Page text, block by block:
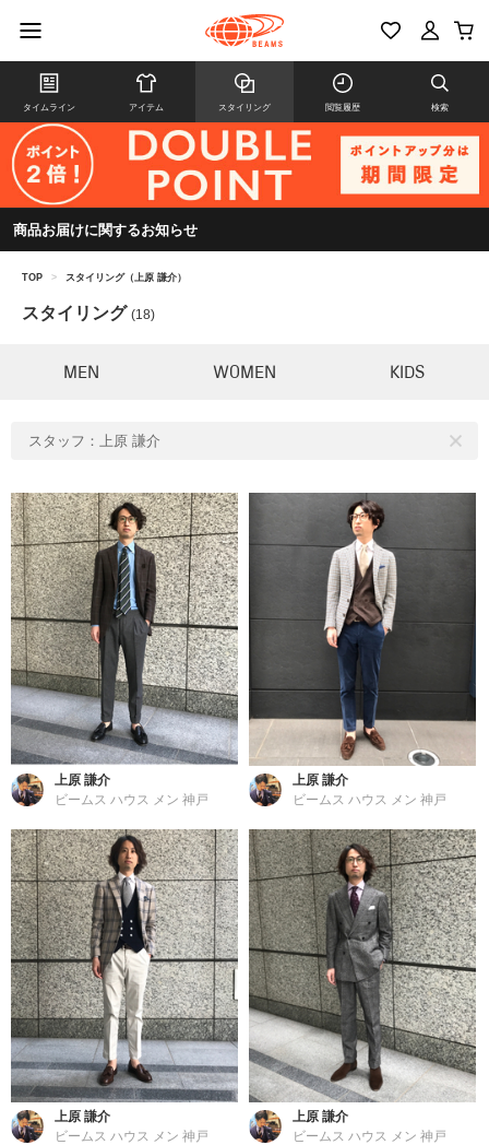
タイムライン アイテム スタイリング 閲覧履歴 検索
商品お届けに関するお知らせ
TOP > スタイリング（上原 謙介）
スタイリング (18)
MEN WOMEN KIDS
スタッフ：上原 謙介
上原 謙介
ビームス ハウス メン 神戸
上原 謙介
ビームス ハウス メン 神戸
上原 謙介
ビームス ハウス メン 神戸
上原 謙介
ビームス ハウス メン 神戸